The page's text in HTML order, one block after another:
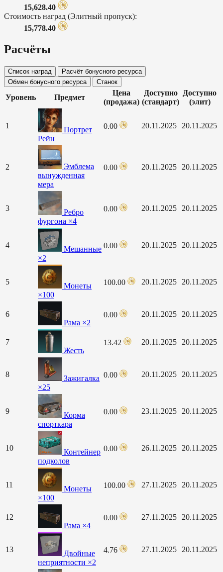
15,628.40
Стоимость наград (Элитный пропуск):
15,778.40
Расчёты
Список наград
Расчёт бонусного ресурса
Обмен бонусного ресурса
Станок
Уровень Предмет
Цена
(продажа)
Доступно
(стандарт)
Доступно
(элит)
1
Портрет
Рейн
0.00 20.11.2025 20.11.2025
2
Эмблема
вынужденная
мера
0.00 20.11.2025 20.11.2025
3
Ребро
фургона ×4
0.00 20.11.2025 20.11.2025
4
Мешанные
×2
0.00 20.11.2025 20.11.2025
5
Монеты
×100
100.00 20.11.2025 20.11.2025
6
Рама ×2
0.00 20.11.2025 20.11.2025
7
Жесть
13.42 20.11.2025 20.11.2025
8
Зажигалка
×25
0.00 20.11.2025 20.11.2025
9
Корма
спорткара
0.00 23.11.2025 20.11.2025
10
Контейнер
подколов
0.00 26.11.2025 20.11.2025
11
Монеты
×100
100.00 27.11.2025 20.11.2025
12
Рама ×4
0.00 27.11.2025 20.11.2025
13
Двойные
неприятности ×2
4.76 27.11.2025 20.11.2025